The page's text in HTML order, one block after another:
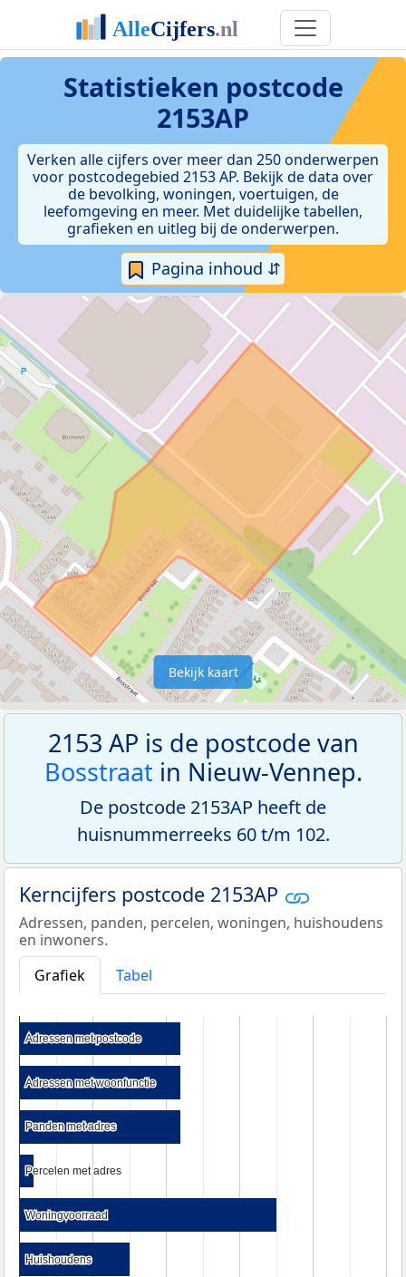
Statistieken postcode
2153AP
Verken alle cijfers over meer dan 250 onderwerpen
voor postcodegebied 2153 AP. Bekijk de data over
de bevolking, woningen, voertuigen, de
leefomgeving en meer. Met duidelijke tabellen,
grafieken en uitleg bij de onderwerpen.
Pagina inhoud ⇵
Bekijk kaart
2153 AP is de postcode van
Bosstraatin Nieuw-Vennep.
De postcode 2153AP heeft de
huisnummerreeks 60 t/m 102.
Kerncijfers postcode 2153AP
Adressen, panden, percelen, woningen, huishoudens
en inwoners.
Grafiek
Tabel
Adressen met postcode
Adressen met postcode
Adressen met woonfunctie
Adressen met woonfunctie
Panden met adres
Panden met adres
Percelen met adres
Percelen met adres
Woningvoorraad
Woningvoorraad
Huishoudens
Huishoudens